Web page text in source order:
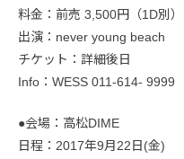
料金：前売 3,500円（1D別）
出演：never young beach
チケット：詳細後日
Info：WESS 011-614- 9999
●会場：高松DIME
日程：2017年9月22日(金)